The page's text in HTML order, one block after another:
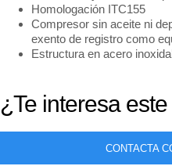
Homologación ITC155
Compresor sin aceite ni
exento de registro como
Estructura en acero
¿Te interesa
CONTACTA